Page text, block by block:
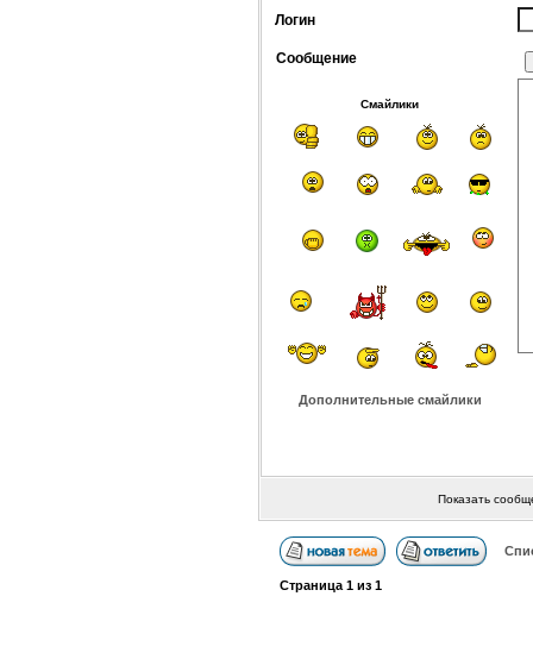
Логин
Сообщение
Смайлики
Дополнительные смайлики
Показать
Страница 1из 1